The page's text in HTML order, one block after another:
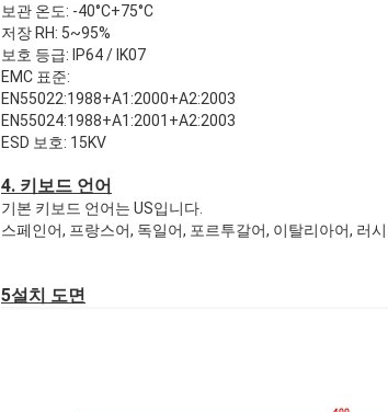
보관 온도: -40°C+75°C
저장 RH: 5~95%
보호 등급: IP64 / IK07
EMC 표준:
EN55022:1988+A1:2000+A2:2003
EN55024:1988+A1:2001+A2:2003
ESD 보호: 15KV
4. 키보드 언어
기본 키보드 언어는 US입니다.
스페인어, 프랑스어, 독일어, 포르투갈어, 이탈리아어, 러
5설치 도면